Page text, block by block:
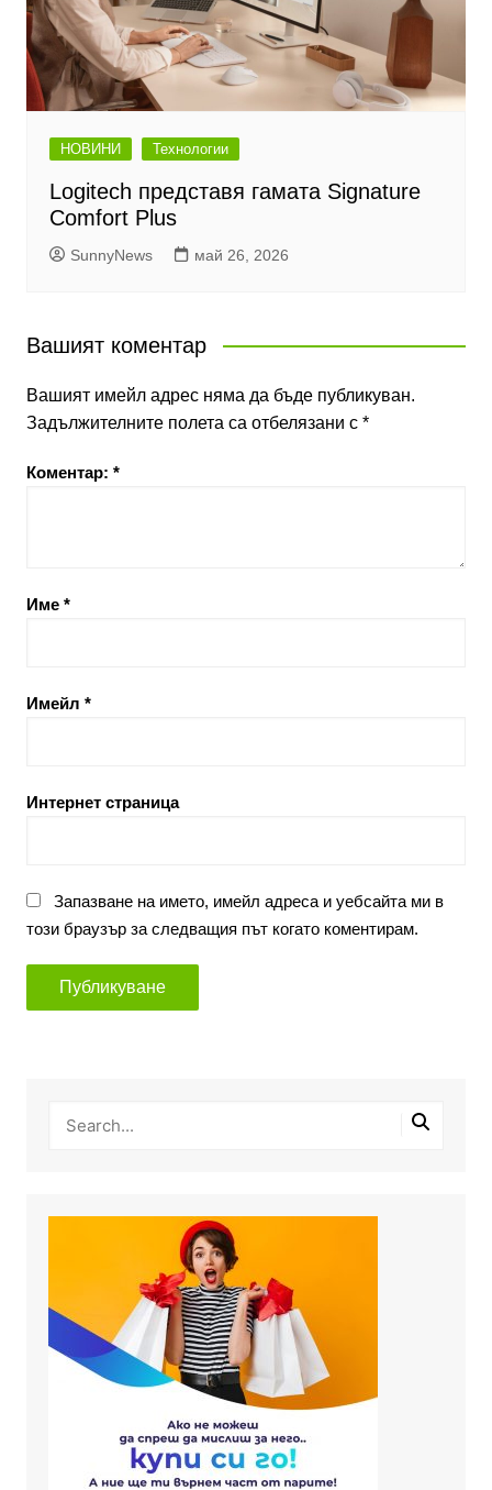
НОВИНИ Технологии
Logitech представя гамата Signature
Comfort Plus
SunnyNews май 26, 2026
Вашият коментар
Вашият имейл адрес няма да бъде публикуван.
Задължителните полета са отбелязани с *
Коментар: *
Име *
Имейл *
Интернет страница
Запазване на името, имейл адреса и уебсайта ми в
този браузър за следващия път когато коментирам.